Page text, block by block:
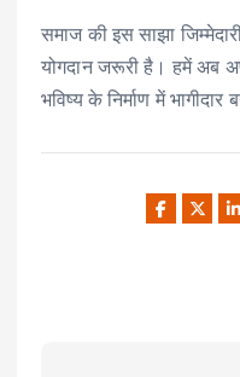
समाज की इस साझा
योगदान जरूरी है। हमें अब
भविष्य के निर्माण में भागीदार